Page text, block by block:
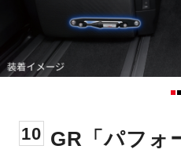
10 GR「パフォ